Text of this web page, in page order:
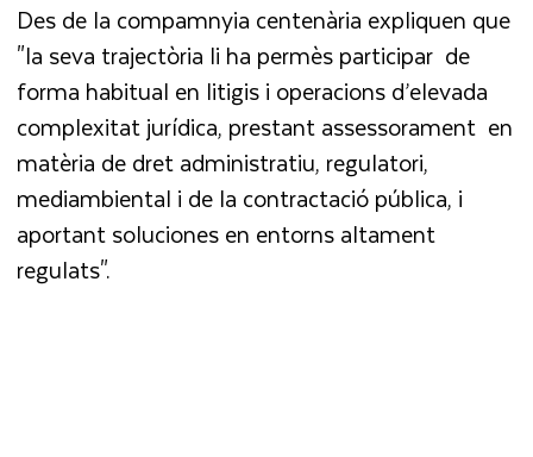
Des de la compamnyia centenària expliquen que
"la seva trajectòria li ha permès participar de
forma habitual en litigis i operacions d’elevada
complexitat jurídica, prestant assessorament en
matèria de dret administratiu, regulatori,
mediambiental i de la contractació pública, i
aportant soluciones en entorns altament
regulats".